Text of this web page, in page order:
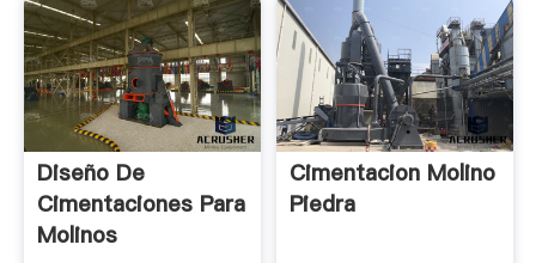
Diseño De
Cimentaciones Para
Molinos
Cimentacion Molino
Piedra